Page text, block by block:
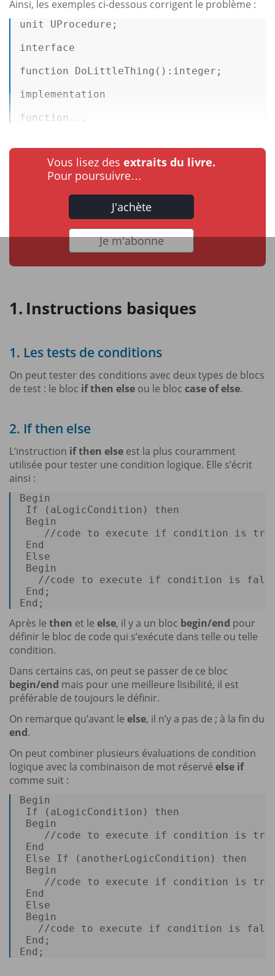
Ainsi, les exemples ci-dessous corrigent le problème :
unit UProcedure;
interface
function DoLittleThing(): integer ;
implementation
function ...
Vous lisez des extraits du livre.
Pour poursuivre…
J'achète
Je m'abonne
Instructions basiques
1. Les tests de conditions
On peut tester des conditions avec deux types de blocs
de test : le bloc if then else ou le bloc case of else.
2. If then else
L’instruction if then else est la plus couramment
utilisée pour tester une condition logique. Elle s’écrit
ainsi :
Begin
If (aLogicCondition) then
Begin
//code to execute if condition is
End
Else
Begin
//code to execute if condition is
End
End ;
Après le then et le else, il y a un bloc begin/end pour
définir le bloc de code qui s’exécute dans telle ou telle
condition.
Dans certains cas, on peut se passer de ce bloc
begin/end mais pour une meilleure lisibilité, il est
préférable de toujours le définir.
On remarque qu’avant le else, il n’y a pas de ; à la fin du
end.
On peut combiner plusieurs évaluations de condition
logique avec la combinaison de mot réservé else if
comme suit :
Begin
If (aLogicCondition) then
Begin
//code to execute if condition is
End
Else If (anotherLogicCondition) then
Begin
//code to execute if condition is
End
Else
Begin
//code to execute if condition is
End
End ;